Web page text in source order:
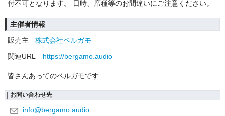
付不可となります。 日時、席種等のお間違いにご注意ください。
主催者情報
販売主
株式会社ベルガモ
関連URL
https://bergamo.audio
皆さんあってのベルガモです
お問い合わせ先
info@bergamo.audio